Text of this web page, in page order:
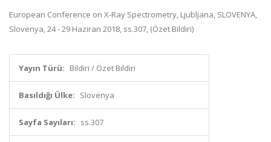
European Conference on X-Ray Spectrometry, Ljubljana, SLOVENYA,
Slovenya, 24 - 29 Haziran 2018, ss.307, (Özet Bildiri)
Yayın Türü: Bildiri / Özet Bildiri
Basıldığı Ülke: Slovenya
Sayfa Sayıları: ss.307